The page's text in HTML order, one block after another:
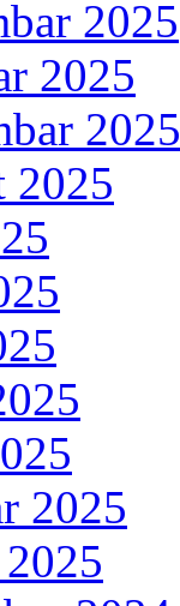
2025
2025
2025
2025
2025